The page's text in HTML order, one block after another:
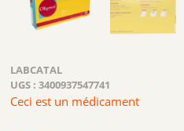
LABCATAL
UGS :3400937547741
Ceci est un médicament